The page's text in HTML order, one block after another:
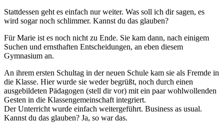
Stattdessen geht es einfach nur weiter. Was soll ich dir sagen, es
wird sogar noch schlimmer. Kannst du das glauben?
Für Marie ist es noch nicht zu Ende. Sie kam dann, nach einigem
Suchen und ernsthaften Entscheidungen, an eben diesem
Gymnasium an.
An ihrem ersten Schultag in der neuen Schule kam sie als Fremde in
die Klasse. Hier wurde sie weder begrüßt, noch durch einen
ausgebildeten Pädagogen (stell dir vor) mit ein paar wohlwollenden
Gesten in die Klassengemeinschaft integriert.
Der Unterricht wurde einfach weitergeführt. Business as usual.
Kannst du das glauben? Ja, so war das.